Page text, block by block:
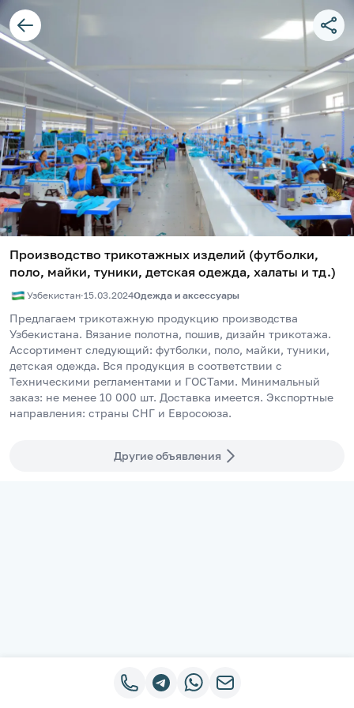
Производство трикотажных изделий (футболки,
поло, майки, туники, детская одежда, халаты и тд.)
Узбекистан·15.03.2024Одежда и аксессуары
Предлагаем трикотажную продукцию производства
Узбекистана. Вязание полотна, пошив, дизайн трикотажа.
Ассортимент следующий: футболки, поло, майки, туники,
детская одежда. Вся продукция в соответствии с
Техническими регламентами и ГОСТами. Минимальный
заказ: не менее 10 000 шт. Доставка имеется. Экспортные
направления: страны СНГ и Евросоюза.
Другие объявления